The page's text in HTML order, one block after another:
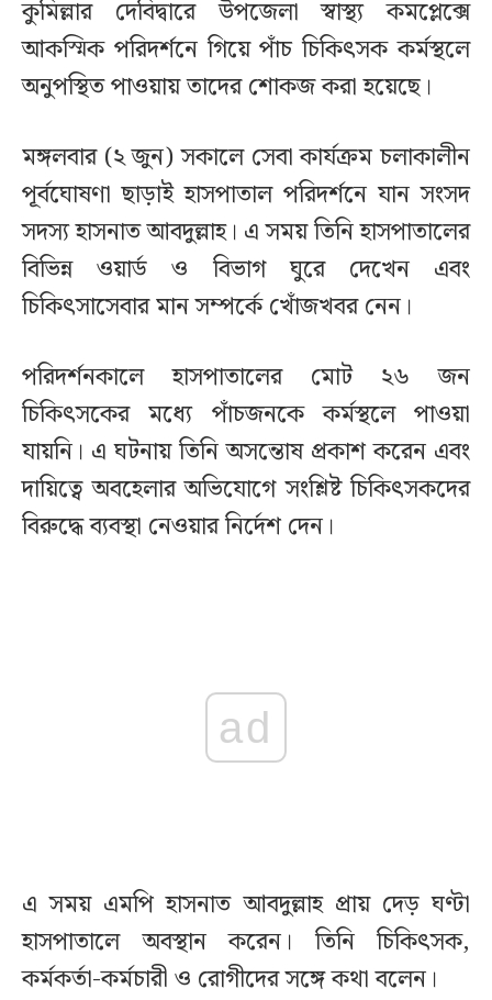
কুমিল্লার দেবিদ্বারে উপজেলা স্বাস্থ্য কমপ্লেক্সে
আকস্মিক পরিদর্শনে গিয়ে পাঁচ চিকিৎসক কর্মস্থলে
অনুপস্থিত পাওয়ায় তাদের শোকজ করা হয়েছে।
মঙ্গলবার (২ জুন) সকালে সেবা কার্যক্রম চলাকালীন
পূর্বঘোষণা ছাড়াই হাসপাতাল পরিদর্শনে যান সংসদ
সদস্য হাসনাত আবদুল্লাহ। এ সময় তিনি হাসপাতালের
বিভিন্ন ওয়ার্ড ও বিভাগ ঘুরে দেখেন এবং
চিকিৎসাসেবার মান সম্পর্কে খোঁজখবর নেন।
পরিদর্শনকালে হাসপাতালের মোট ২৬ জন
চিকিৎসকের মধ্যে পাঁচজনকে কর্মস্থলে পাওয়া
যায়নি। এ ঘটনায় তিনি অসন্তোষ প্রকাশ করেন এবং
দায়িত্বে অবহেলার অভিযোগে সংশ্লিষ্ট চিকিৎসকদের
বিরুদ্ধে ব্যবস্থা নেওয়ার নির্দেশ দেন।
ad
এ সময় এমপি হাসনাত আবদুল্লাহ প্রায় দেড় ঘণ্টা
হাসপাতালে অবস্থান করেন। তিনি চিকিৎসক,
কর্মকর্তা-কর্মচারী ও রোগীদের সঙ্গে কথা বলেন।